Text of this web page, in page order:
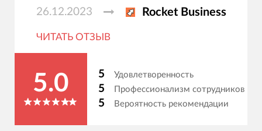
26.12.2023 Rocket Business
ЧИТАТЬ ОТЗЫВ
5.0 5 Удовлетворенность
5 Профессионализм сотрудников
5 Вероятность рекомендации